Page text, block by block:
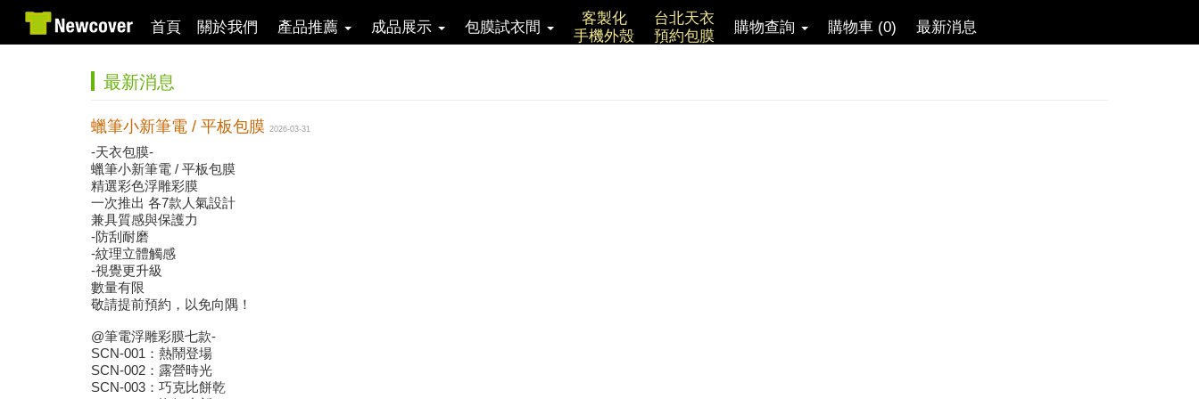
首頁 關於我們 產品推薦 成品展示 包膜試衣間
客製化
手機外殼
台北天衣
預約包膜
購物查詢 購物車 (0) 最新消息
最新消息
蠟筆小新筆電 / 平板包膜 2026-03-31
-天衣包膜-
蠟筆小新筆電 / 平板包膜
精選彩色浮雕彩膜
一次推出 各7款人氣設計
兼具質感與保護力
-防刮耐磨
-紋理立體觸感
-視覺更升級
數量有限
敬請提前預約，以免向隅！
@筆電浮雕彩膜七款-
SCN-001：熱鬧登場
SCN-002：露營時光
SCN-003：巧克比餅乾